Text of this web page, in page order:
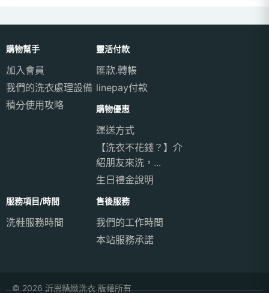
購物幫手
加入會員
我們的洗衣處理設備
積分使用攻略
靈活付款
匯款.轉帳
linepay付款
購物優惠
運送方式
【洗衣不花錢？】介
紹朋友來洗，...
生日禮金說明
服務項目/時間
洗鞋服務時間
售後服務
我們的工作時間
本站服務承諾
© 2026 沂恩精緻洗衣 版權所有